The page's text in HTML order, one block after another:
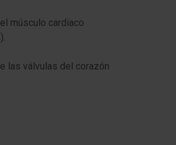
músculo cardiaco
las válvulas del corazón